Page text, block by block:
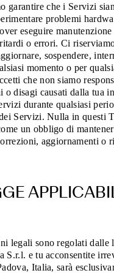
garantire che i Servizi
problemi
eseguire
o errori. Ci
sospendere,
momento o per
che non siamo
o disagi causati dalla tua
durante qualsiasi
Servizi. Nulla in questi
un obbligo di
aggiornamenti o
legali sono regolati dalle
S.r.l. e tu acconsentite
Italia, sarà